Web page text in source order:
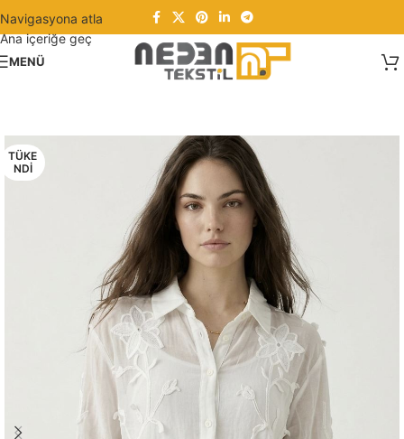
Navigasyona atla
Ana içeriğe geç
MENÜ
TÜKE
NDI